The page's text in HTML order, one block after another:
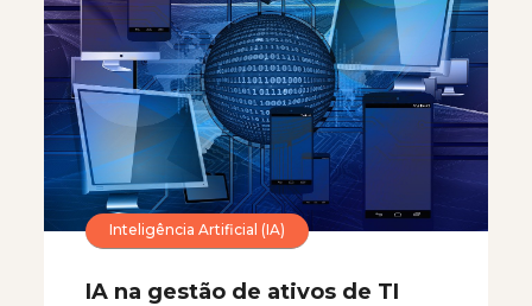
Inteligência Artificial (IA)
IA na gestão de ativos de TI